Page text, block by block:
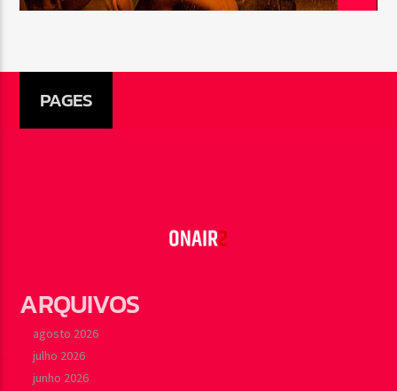
PAGES
ARQUIVOS
agosto 2026
julho 2026
junho 2026